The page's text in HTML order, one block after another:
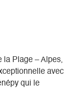
la Plage – Alpes,
avec
qui le